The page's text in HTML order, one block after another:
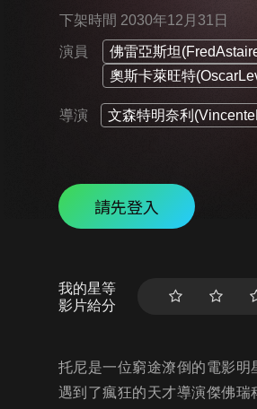
下架時間 2030年12月31日
演員 佛雷亞斯坦
奧斯卡萊旺特
導演 文森特明奈利
請先登入
我的星等
影片給分
托尼是一位窮途潦倒的電影明
遇到了瘋狂的天才導演傑佛